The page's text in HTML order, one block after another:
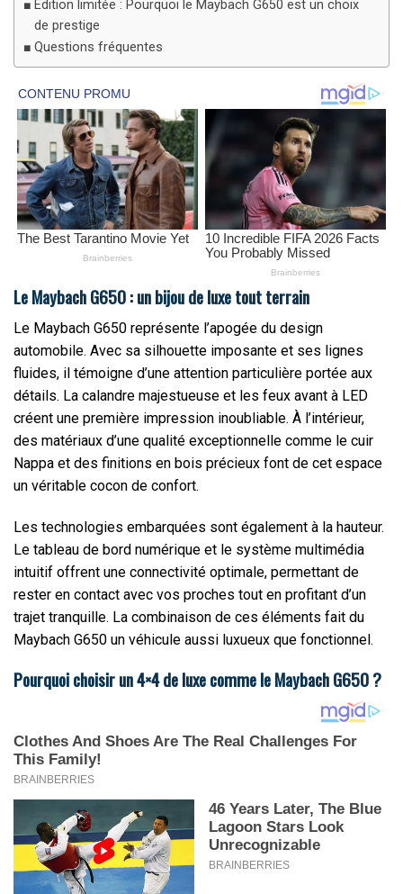
Édition limitée : Pourquoi le Maybach G650 est un choix
de prestige
Questions fréquentes
Le Maybach G650 : un bijou de luxe tout terrain
Le Maybach G650 représente l’apogée du design
automobile. Avec sa silhouette imposante et ses lignes
fluides, il témoigne d’une attention particulière portée aux
détails. La calandre majestueuse et les feux avant à LED
créent une première impression inoubliable. À l’intérieur,
des matériaux d’une qualité exceptionnelle comme le cuir
Nappa et des finitions en bois précieux font de cet espace
un véritable cocon de confort.
Les technologies embarquées sont également à la hauteur.
Le tableau de bord numérique et le système multimédia
intuitif offrent une connectivité optimale, permettant de
rester en contact avec vos proches tout en profitant d’un
trajet tranquille. La combinaison de ces éléments fait du
Maybach G650 un véhicule aussi luxueux que fonctionnel.
Pourquoi choisir un 4×4 de luxe comme le Maybach G650 ?